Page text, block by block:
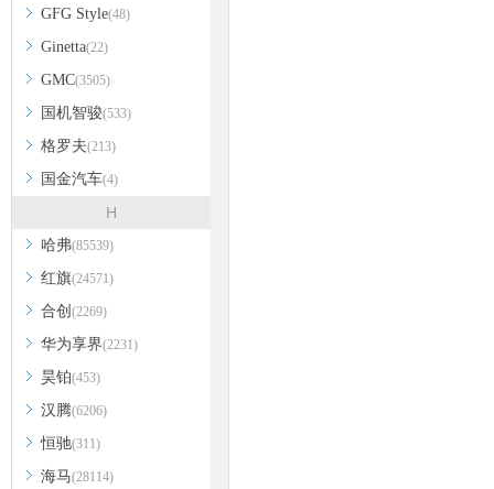
GFG Style(48)
Ginetta(22)
GMC(3505)
国机智骏(533)
格罗夫(213)
国金汽车(4)
H
哈弗(85539)
红旗(24571)
合创 (2269)
华为享界(2231)
昊铂(453)
汉腾(6206)
恒驰(311)
海马(28114)